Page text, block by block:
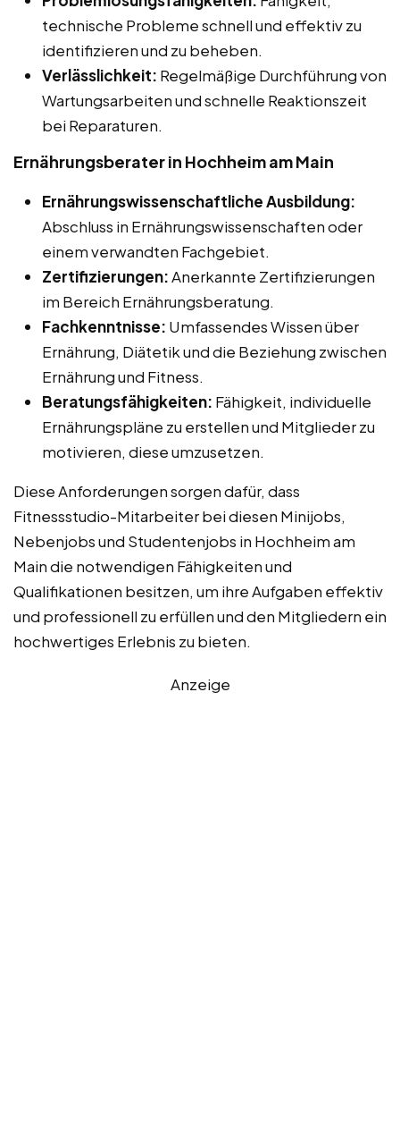
technische Probleme schnell und effektiv zu
identifizieren und zu beheben.
Verlässlichkeit: Regelmäßige Durchführung von
Wartungsarbeiten und schnelle Reaktionszeit
bei Reparaturen.
Ernährungsberater in Hochheim am Main
Ernährungswissenschaftliche Ausbildung:
Abschluss in Ernährungswissenschaften oder
einem verwandten Fachgebiet.
Zertifizierungen:Anerkannte Zertifizierungen
im Bereich Ernährungsberatung.
Fachkenntnisse: Umfassendes Wissen über
Ernährung, Diätetik und die Beziehung zwischen
Ernährung und Fitness.
Beratungsfähigkeiten: Fähigkeit, individuelle
Ernährungspläne zu erstellen und Mitglieder zu
motivieren, diese umzusetzen.
Diese Anforderungen sorgen dafür, dass
Fitnessstudio-Mitarbeiter bei diesen Minijobs,
Nebenjobs und Studentenjobs in Hochheim am
Main die notwendigen Fähigkeiten und
Qualifikationen besitzen, um ihre Aufgaben effektiv
und professionell zu erfüllen und den Mitgliedern ein
hochwertiges Erlebnis zu bieten.
Anzeige